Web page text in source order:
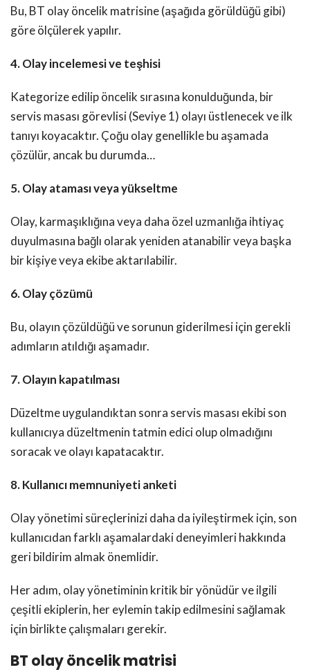
Bu, BT olay öncelik matrisine (aşağıda görüldüğü gibi)
göre ölçülerek yapılır.
4. Olay incelemesi ve teşhisi
Kategorize edilip öncelik sırasına konulduğunda, bir
servis masası görevlisi (Seviye 1) olayı üstlenecek ve ilk
tanıyı koyacaktır. Çoğu olay genellikle bu aşamada
çözülür, ancak bu durumda…
5. Olay ataması veya yükseltme
Olay, karmaşıklığına veya daha özel uzmanlığa ihtiyaç
duyulmasına bağlı olarak yeniden atanabilir veya başka
bir kişiye veya ekibe aktarılabilir.
6. Olay çözümü
Bu, olayın çözüldüğü ve sorunun giderilmesi için gerekli
adımların atıldığı aşamadır.
7. Olayın kapatılması
Düzeltme uygulandıktan sonra servis masası ekibi son
kullanıcıya düzeltmenin tatmin edici olup olmadığını
soracak ve olayı kapatacaktır.
8. Kullanıcı memnuniyeti anketi
Olay yönetimi süreçlerinizi daha da iyileştirmek için, son
kullanıcıdan farklı aşamalardaki deneyimleri hakkında
geri bildirim almak önemlidir.
Her adım, olay yönetiminin kritik bir yönüdür ve ilgili
çeşitli ekiplerin, her eylemin takip edilmesini sağlamak
için birlikte çalışmaları gerekir.
BT olay öncelik matrisi